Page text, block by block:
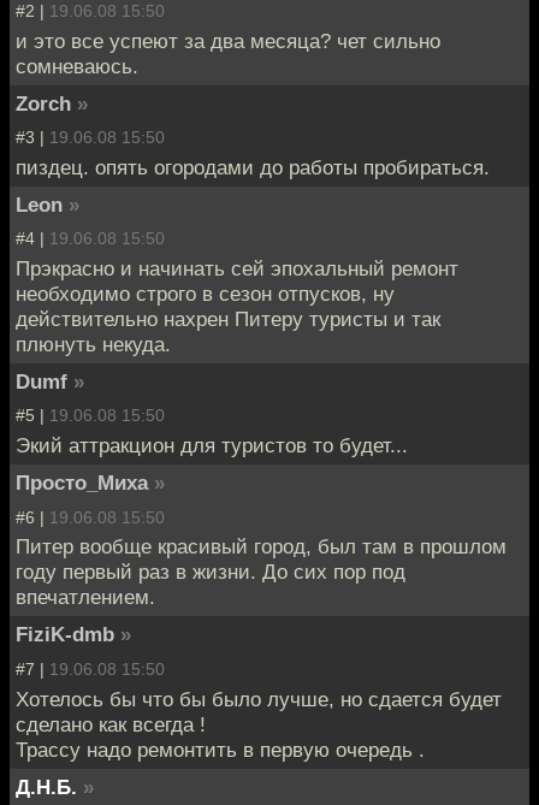
#2 | 19.06.08 15:50
и это все успеют за два месяца? чет сильно
сомневаюсь.
Zorch »
#3 | 19.06.08 15:50
пиздец. опять огородами до работы пробираться.
Leon »
#4 | 19.06.08 15:50
Прэкрасно и начинать сей эпохальный ремонт
необходимо строго в сезон отпусков, ну
действительно нахрен Питеру туристы и так
плюнуть некуда.
Dumf »
#5 | 19.06.08 15:50
Экий аттракцион для туристов то будет...
Просто_Миха »
#6 | 19.06.08 15:50
Питер вообще красивый город, был там в прошлом
году первый раз в жизни. До сих пор под
впечатлением.
FiziK-dmb »
#7 | 19.06.08 15:50
Хотелось бы что бы было лучше, но сдается будет
сделано как всегда !
Трассу надо ремонтить в первую очередь .
Д.Н.Б. »